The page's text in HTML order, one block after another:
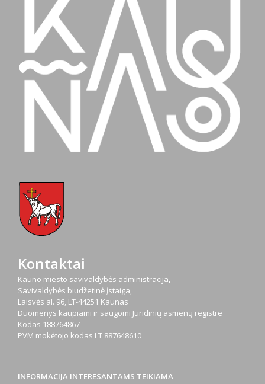
Kontaktai
Kauno miesto savivaldybės administracija,
Savivaldybės biudžetinė įstaiga,
Laisvės al. 96, LT-44251 Kaunas
Duomenys kaupiami ir saugomi Juridinių asmenų registre
Kodas 188764867
PVM mokėtojo kodas LT 887648610
INFORMACIJA INTERESANTAMS TEIKIAMA